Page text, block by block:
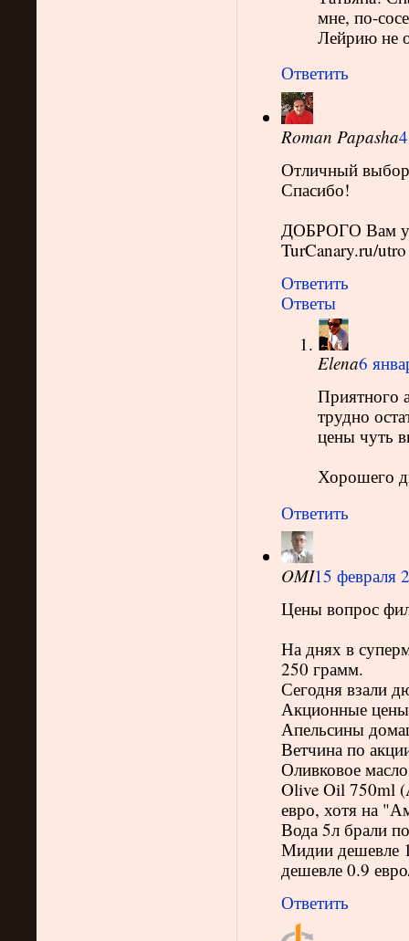
мне, по-
Лейрию не
Ответить
Roman Papasha
Отличный
Спасибо!
ДОБРОГО Вам
TurCanary.ru/utro
Ответить
Ответы
Elena6
Приятного
трудно
цены чуть
Хорошего
Ответить
OMI15 февраля
Цены вопрос
На днях в
250 грамм.
Сегодня взали
Акционные цены
Апельсины
Ветчина по
Оливковое
Olive Oil 750ml
евро, хотя на
Вода 5л брали
Мидии дешевле
дешевле 0.9
Ответить